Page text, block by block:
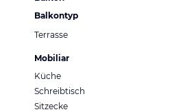
Balkontyp
Terrasse
Mobiliar
Küche
Schreibtisch
Sitzecke